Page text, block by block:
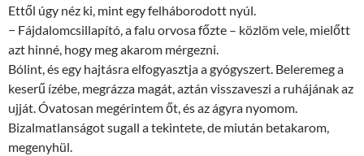
Ettől úgy néz ki, mint egy felháborodott nyúl.
− Fájdalomcsillapító, a falu orvosa főzte – közlöm vele, mielőtt
azt hinné, hogy meg akarom mérgezni.
Bólint, és egy hajtásra elfogyasztja a gyógyszert. Beleremeg a
keserű ízébe, megrázza magát, aztán visszaveszi a ruhájának az
ujját. Óvatosan megérintem őt, és az ágyra nyomom.
Bizalmatlanságot sugall a tekintete, de miután betakarom,
megenyhül.